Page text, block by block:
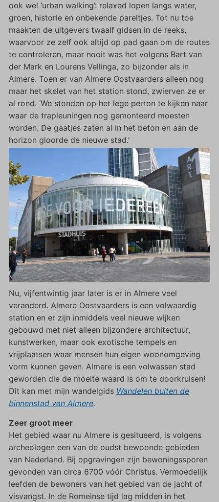
ook wel ‘urban walking’: relaxed lopen langs water,
groen, historie en onbekende pareltjes. Tot nu toe
maakten de uitgevers twaalf gidsen in de reeks,
waarvoor ze zelf ook altijd op pad gaan om de routes
te controleren, maar nooit was het volgens Bart van
der Mark en Lourens Vellinga, zo bijzonder als in
Almere. Toen er van Almere Oostvaarders alleen nog
maar het skelet van het station stond, zwierven ze er
al rond. ‘We stonden op het lege perron te kijken naar
waar de trapleuningen nog gemonteerd moesten
worden. De gaatjes zaten al in het beton en aan de
horizon gloorde de nieuwe stad.’
Nu, vijfentwintig jaar later is er in Almere veel
veranderd. Almere Oostvaarders is een volwaardig
station en er zijn inmiddels veel nieuwe wijken
gebouwd met niet alleen bijzondere architectuur,
kunstwerken, maar ook exotische tempels en
vrijplaatsen waar mensen hun eigen woonomgeving
vorm kunnen geven. Almere is een volwassen stad
geworden die de moeite waard is om te doorkruisen!
Dit kan met mijn wandelgids Wandelen buiten de
binnenstad van Almere.
Zeer groot meer
Het gebied waar nu Almere is gesitueerd, is volgens
archeologen een van de oudst bewoonde gebieden
van Nederland. Bij opgravingen zijn bewoningssporen
gevonden van circa 6700 vóór Christus. Vermoedelijk
leefden de bewoners van het gebied van de jacht of
visvangst. In de Romeinse tijd lag midden in het